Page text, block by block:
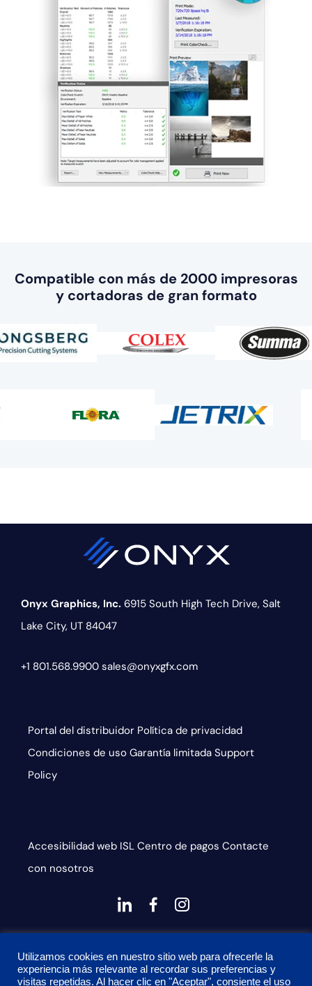
Compatible con más de 2000 impresoras
y cortadoras de gran formato
Onyx Graphics, Inc. 6915 South High Tech Drive, Salt
Lake City, UT 84047
+1 801.568.9900 sales@onyxgfx.com
Portal del distribuidor Política de privacidad
Condiciones de uso Garantía limitada Support
Policy
Accesibilidad web ISL Centro de pagos Contacte
con nosotros
dashicons-
linkedin
dashicons-
facebook-
alt
instagram
Privacy Policy and Terms of Service apply
Utilizamos cookies en nuestro sitio web para ofrecerle la
experiencia más relevante al recordar sus preferencias y
visitas repetidas. Al hacer clic en "Aceptar", consiente el uso